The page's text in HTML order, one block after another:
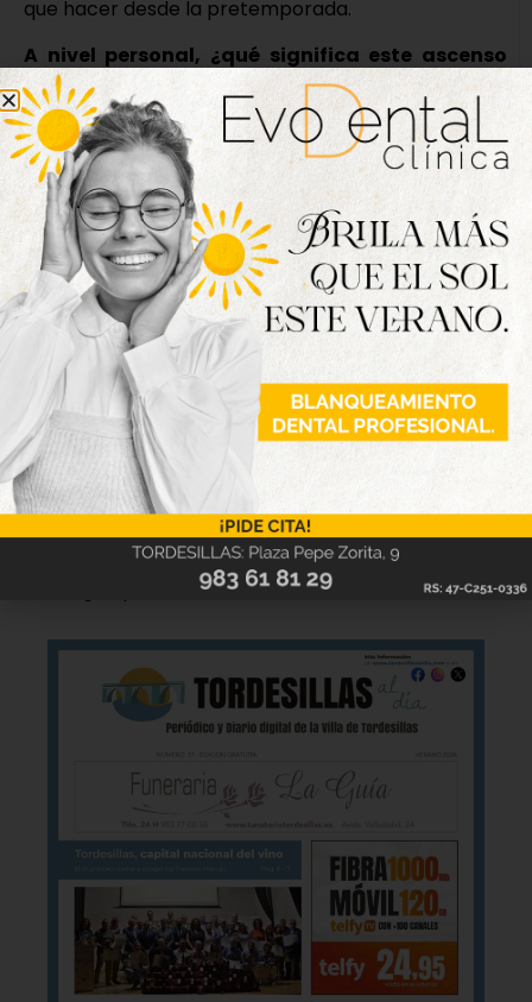
que hacer desde la pretemporada.
A nivel personal, ¿qué significa este ascenso
para su carrera? ¿está preparado para lo que
viene?
Es la segunda vez que alcanzo el ascenso; la última,
con la Arandina, no conseguimos mantenernos; y
sin embargo espero demostrar al Tordesillas y a la
afición que estoy preparado y tengo ganas de
hacer una buena temporada.
Fotografías: Atlético Tordesillas.
Nueva edición
disponible
Hazte ya con la trigésimo séptima edición de
la revista Tordesillas al día. Haz clic sobre la
imagen para verla online.